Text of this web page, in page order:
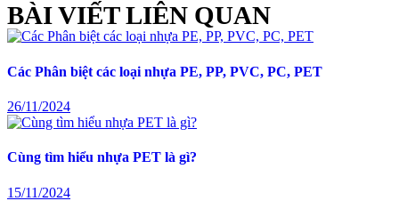
BÀI VIẾT LIÊN QUAN
Các Phân biệt các loại nhựa PE, PP, PVC, PC, PET
26/11/2024
Cùng tìm hiểu nhựa PET là gì?
15/11/2024